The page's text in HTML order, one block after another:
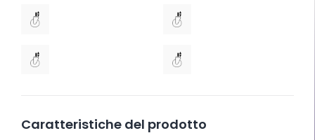
Caratteristiche del prodotto